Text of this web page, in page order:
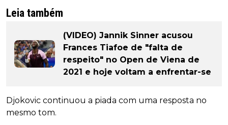
Leia também
(VIDEO) Jannik Sinner acusou
Frances Tiafoe de "falta de
respeito" no Open de Viena de
2021 e hoje voltam a enfrentar-se
Djokovic continuou a piada com uma resposta no
mesmo tom.